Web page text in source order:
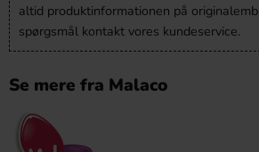
altid produktinformationen på
spørgsmål kontakt vores kundeservice.
Se mere fra Malaco